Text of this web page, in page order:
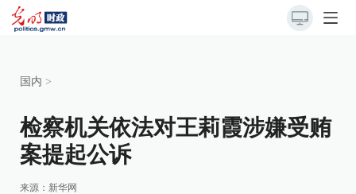
国内 >
检察机关依法对王莉霞涉嫌受贿
案提起公诉
来源： 新华网